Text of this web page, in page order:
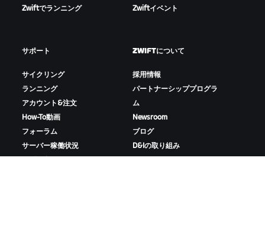
Zwiftでランニング
Zwiftイベント
サポート
サイクリング
ランニング
アカウント&注文
How-To動画
フォーラム
サーバー稼働状況
ZWIFTについて
採用情報
パートナーシッププログラ
ム
Newsroom
ブログ
D&Iの取り組み